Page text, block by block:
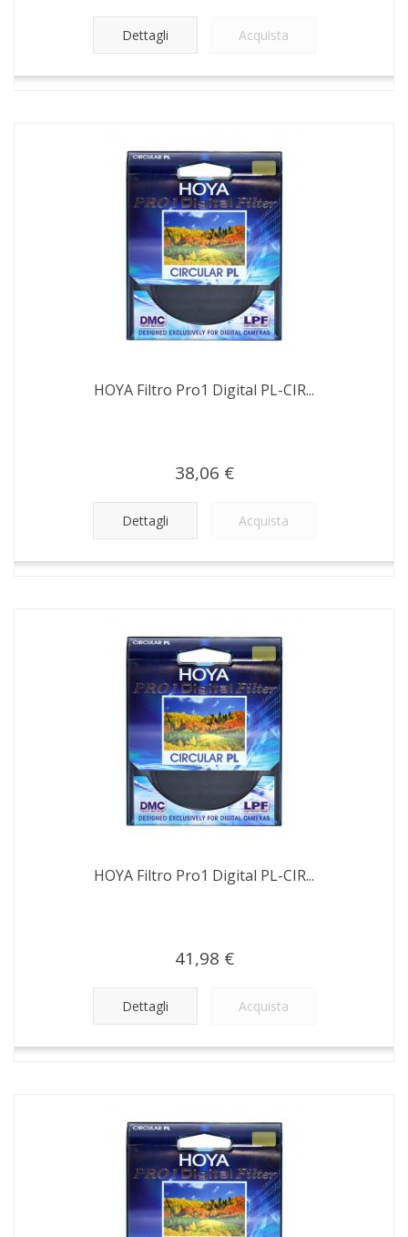
Dettagli Acquista
HOYA Filtro Pro1 Digital PL-CIR...
38,06 €
Dettagli Acquista
HOYA Filtro Pro1 Digital PL-CIR...
41,98 €
Dettagli Acquista